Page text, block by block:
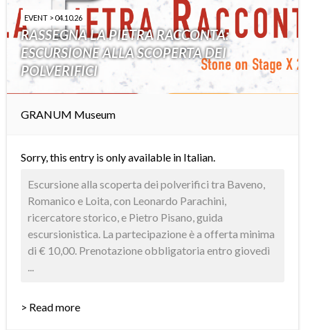
EVENT > 04.10.26
RASSEGNA LA PIETRA RACCONTA:
ESCURSIONE ALLA SCOPERTA DEI
POLVERIFICI
GRANUM Museum
Sorry, this entry is only available in Italian.
Escursione alla scoperta dei polverifici tra Baveno,
Romanico e Loita, con Leonardo Parachini,
ricercatore storico, e Pietro Pisano, guida
escursionistica. La partecipazione è a offerta minima
di € 10,00. Prenotazione obbligatoria entro giovedì
...
> Read more